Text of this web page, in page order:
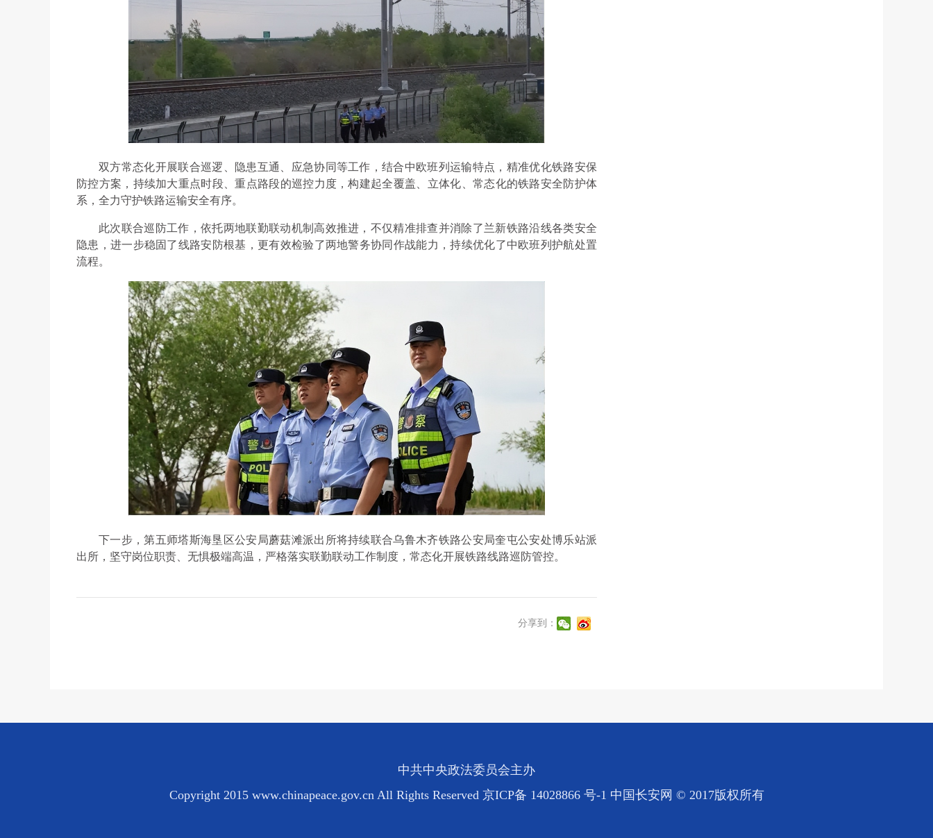
双方常态化开展联合巡逻、隐患互通、应急协同等工作，结合中欧班列运输特点，精准优化铁路安保
防控方案，持续加大重点时段、重点路段的巡控力度，构建起全覆盖、立体化、常态化的铁路安全防护体
系，全力守护铁路运输安全有序。
此次联合巡防工作，依托两地联勤联动机制高效推进，不仅精准排查并消除了兰新铁路沿线各类安全
隐患，进一步稳固了线路安防根基，更有效检验了两地警务协同作战能力，持续优化了中欧班列护航处置
流程。
下一步，第五师塔斯海垦区公安局蘑菇滩派出所将持续联合乌鲁木齐铁路公安局奎屯公安处博乐站派
出所，坚守岗位职责、无惧极端高温，严格落实联勤联动工作制度，常态化开展铁路线路巡防管控。
分享到：
中共中央政法委员会主办
Copyright 2015 www.chinapeace.gov.cn All Rights Reserved 京ICP备 14028866 号-1 中国长安网 © 2017版权所有